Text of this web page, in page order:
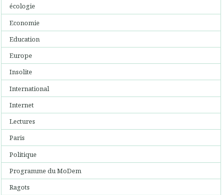
écologie
Economie
Education
Europe
Insolite
International
Internet
Lectures
Paris
Politique
Programme du MoDem
Ragots